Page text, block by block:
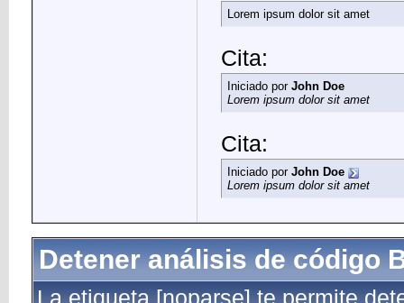
Lorem ipsum dolor sit amet
Cita:
Iniciado por John Doe
Lorem ipsum dolor sit amet
Cita:
Iniciado por John Doe
Lorem ipsum dolor sit amet
Detener análisis de código
La etiqueta [noparse] te permite